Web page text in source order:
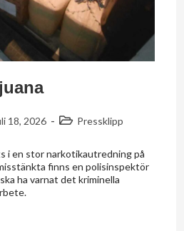
18, 2026 Pressklipp
i en stor narkotikautredning på
finns en polisinspektör
ha varnat det kriminella